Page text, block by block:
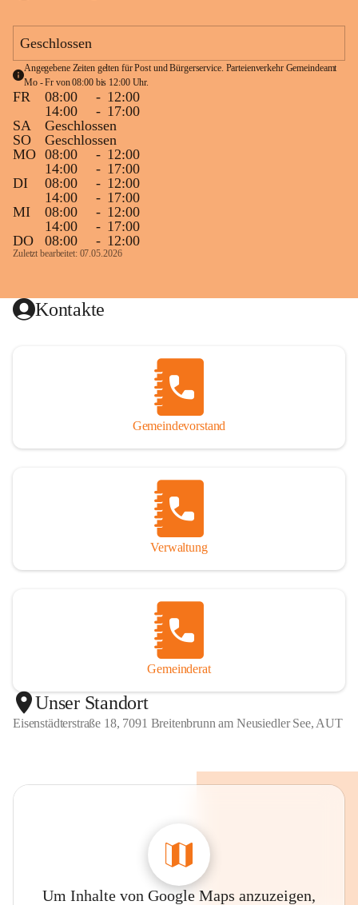
Geschlossen
Angegebene Zeiten gelten für Post und Bürgerservice. Parteienverkehr Gemeindeamt
Mo - Fr von 08:00 bis 12:00 Uhr.
FR 08:00 - 12:00
14:00
- 17:00
SA
Geschlossen
SO
Geschlossen
MO 08:00 - 12:00
14:00
- 17:00
DI
08:00 - 12:00
14:00
- 17:00
MI
08:00 - 12:00
14:00
- 17:00
DO
08:00 - 12:00
Zuletzt bearbeitet: 07.05.2026
Kontakte
Gemeindevorstand
Verwaltung
Gemeinderat
Unser Standort
Eisenstädterstraße 18, 7091 Breitenbrunn am Neusiedler See, AUT
Um Inhalte von Google Maps anzuzeigen,